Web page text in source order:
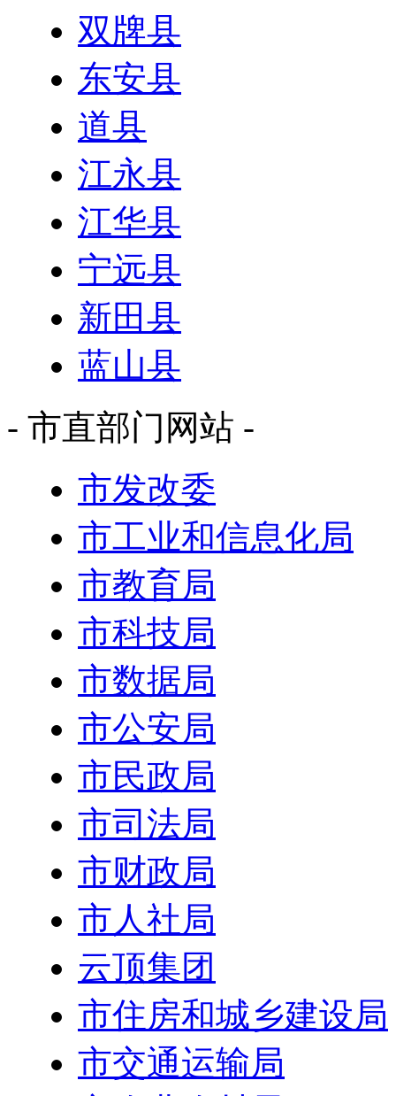
双牌县
东安县
道县
江永县
江华县
宁远县
新田县
蓝山县
- 市直部门网站 -
市发改委
市工业和信息化局
市教育局
市科技局
市数据局
市公安局
市民政局
市司法局
市财政局
市人社局
云顶集团
市住房和城乡建设局
市交通运输局